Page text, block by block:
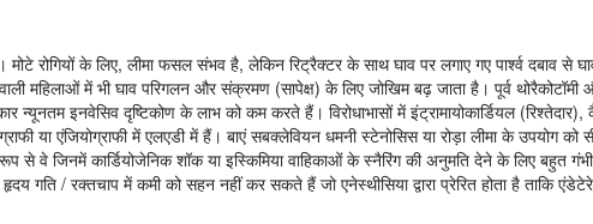
रोगियों के लिए, लीमा फसल संभव है, लेकिन रिट्रैक्टर के साथ घाव पर लगाए गए पार्श्व दबाव से
महिलाओं में भी घाव परिगलन और संक्रमण (सापेक्ष) के लिए जोखिम बढ़ जाता है। पूर्व
न्यूनतम इनवेसिव दृष्टिकोण के लाभ को कम करते हैं। विरोधाभासों में इंट्रामायोकार्डियल
या एंजियोग्राफी में एलएडी में हैं। बाएं सबक्लेवियन धमनी स्टेनोसिस या रोड़ा लीमा के उपयोग
रूप से वे जिनमें कार्डियोजेनिक शॉक या इस्किमिया वाहिकाओं के स्नैरिंग की अनुमति देने के लिए
गति / रक्तचाप में कमी को सहन नहीं कर सकते हैं जो एनेस्थीसिया द्वारा प्रेरित होता है ताकि